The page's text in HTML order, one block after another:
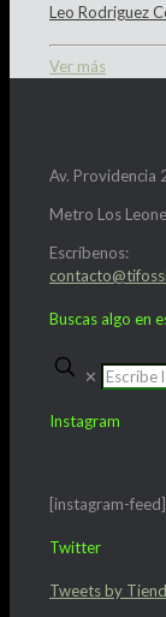
Leo Rodriguez
Ver más
Av. Providencia
Metro Los
Escríbenos:
Buscas algo en
✕
Instagram
[instagram-feed]
Twitter
Tweets by